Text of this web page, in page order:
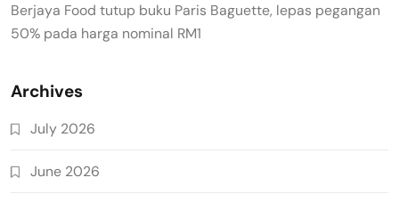
Berjaya Food tutup buku Paris Baguette, lepas pegangan
50% pada harga nominal RM1
Archives
July 2026
June 2026